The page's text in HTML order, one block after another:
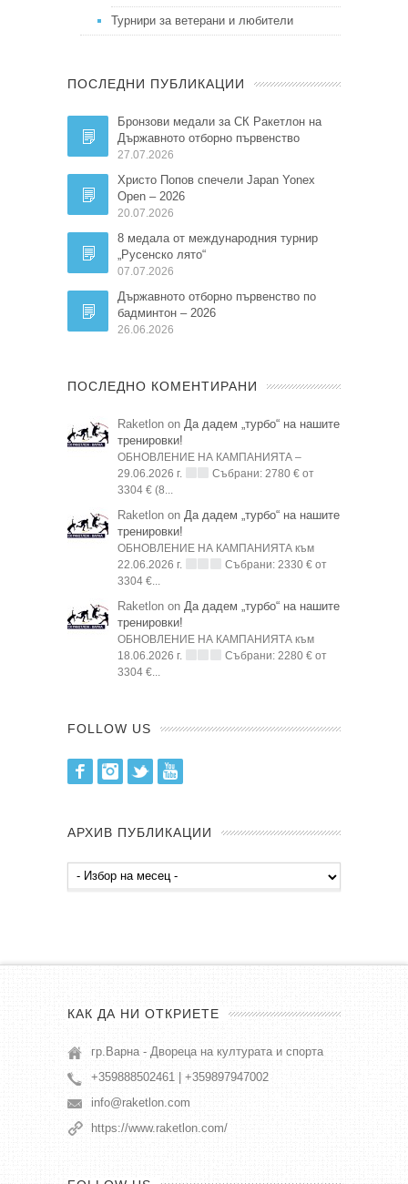
Турнири за ветерани и любители
ПОСЛЕДНИ ПУБЛИКАЦИИ
Бронзови медали за СК Ракетлон на
Държавното отборно първенство
27.07.2026
Христо Попов спечели Japan Yonex
Open – 2026
20.07.2026
8 медала от международния турнир
„Русенско лято“
07.07.2026
Държавното отборно първенство по
бадминтон – 2026
26.06.2026
ПОСЛЕДНО КОМЕНТИРАНИ
Raketlon on Да дадем „турбо“ на нашите
тренировки!
ОБНОВЛЕНИЕ НА КАМПАНИЯТА –
29.06.2026 г.
Събрани: 2780 € от
3304 € (8...
Raketlon on Да дадем „турбо“ на нашите
тренировки!
ОБНОВЛЕНИЕ НА КАМПАНИЯТА към
22.06.2026 г.
Събрани: 2330 € от
3304 €...
Raketlon on Да дадем „турбо“ на нашите
тренировки!
ОБНОВЛЕНИЕ НА КАМПАНИЯТА към
18.06.2026 г.
Събрани: 2280 € от
3304 €...
FOLLOW US
FacebookInstagram
Twitter
АРХИВ ПУБЛИКАЦИИ
Архив
публикации
КАК ДА НИ ОТКРИЕТЕ
гр.Варна - Двореца на културата и спорта
+359888502461 | +359897947002
info@raketlon.com
https://www.raketlon.com/